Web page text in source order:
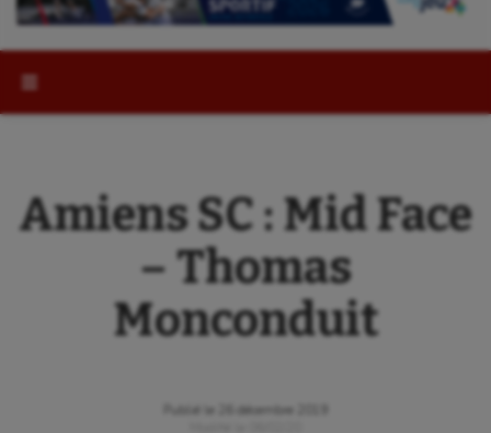
Amiens SC : Mid Face
– Thomas
Monconduit
Publié le
26 décembre 2019